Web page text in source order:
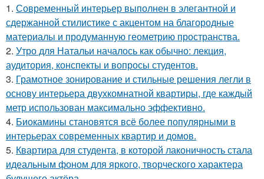
1. Современный интерьер выполнен в элегантной и
сдержанной стилистике с акцентом на благородные
материалы и продуманную геометрию пространства.
2. Утро для Натальи началось как обычно: лекция,
аудитория, конспекты и вопросы студентов.
3. Грамотное зонирование и стильные решения легли в
основу интерьера двухкомнатной квартиры, где каждый
метр использован максимально эффективно.
4. Биокамины становятся всё более популярными в
интерьерах современных квартир и домов.
5. Квартира для студента, в которой лаконичность стала
идеальным фоном для яркого, творческого характера